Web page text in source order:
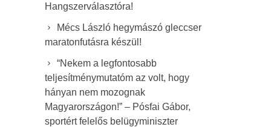
Hangszerválasztóra!
Mécs László hegymászó gleccser
maratonfutásra készül!
“Nekem a legfontosabb
teljesítménymutatóm az volt, hogy
hányan nem mozognak
Magyarországon!” – Pósfai Gábor,
sportért felelős belügyminiszter